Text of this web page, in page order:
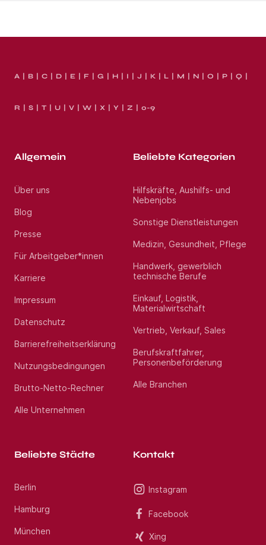
A B C D E F G H I J K L M N O P Q
R S T U V W X Y Z 0-9
Allgemein
Über uns
Blog
Presse
Für Arbeitgeber*innen
Karriere
Impressum
Datenschutz
Barrierefreiheitserklärung
Nutzungsbedingungen
Brutto-Netto-Rechner
Alle Unternehmen
Beliebte Kategorien
Hilfskräfte, Aushilfs- und
Nebenjobs
Sonstige Dienstleistungen
Medizin, Gesundheit, Pflege
Handwerk, gewerblich
technische Berufe
Einkauf, Logistik,
Materialwirtschaft
Vertrieb, Verkauf, Sales
Berufskraftfahrer,
Personenbeförderung
Alle Branchen
Beliebte Städte
Berlin
Hamburg
München
Kontakt
Instagram
Facebook
Xing